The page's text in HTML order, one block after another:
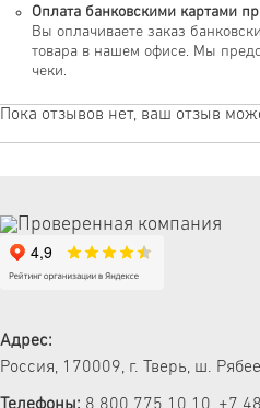
Оплата банковскими картами
Вы оплачиваете заказ
товара в нашем офисе. Мы
чеки.
Пока отзывов нет, ваш отзыв
Адрес:
Россия, 170009, г. Тверь, ш.